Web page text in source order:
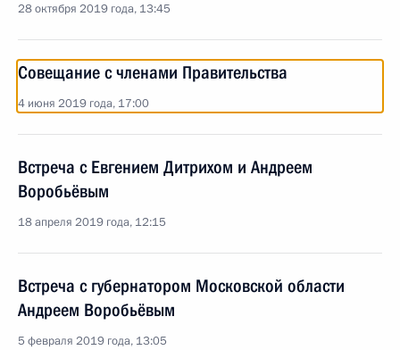
28 октября 2019 года, 13:45
Совещание с членами Правительства
4 июня 2019 года, 17:00
Встреча с Евгением Дитрихом и Андреем
Воробьёвым
18 апреля 2019 года, 12:15
Встреча с губернатором Московской области
Андреем Воробьёвым
5 февраля 2019 года, 13:05